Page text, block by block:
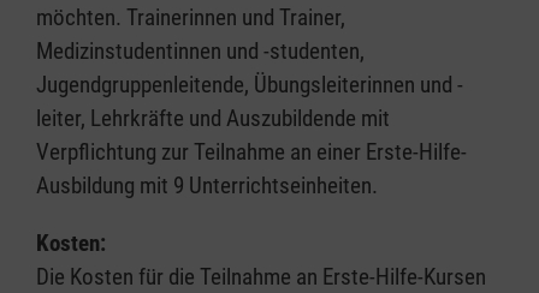
möchten. Trainerinnen und Trainer,
Medizinstudentinnen und -studenten,
Jugendgruppenleitende, Übungsleiterinnen und -
leiter, Lehrkräfte und Auszubildende mit
Verpflichtung zur Teilnahme an einer Erste-Hilfe-
Ausbildung mit 9 Unterrichtseinheiten.
Kosten:
Die Kosten für die Teilnahme an Erste-Hilfe-Kursen